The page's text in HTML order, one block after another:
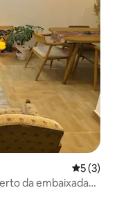
5 de
5 (3)
da embaixada